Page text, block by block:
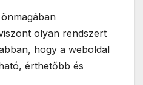
olyan rendszert
hogy a weboldal
érthetőbb és